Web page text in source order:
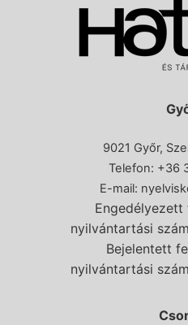
9021 Győr,
Telefon: +36
E-mail:
nyilvántartási
Bejelentett
nyilvántartási